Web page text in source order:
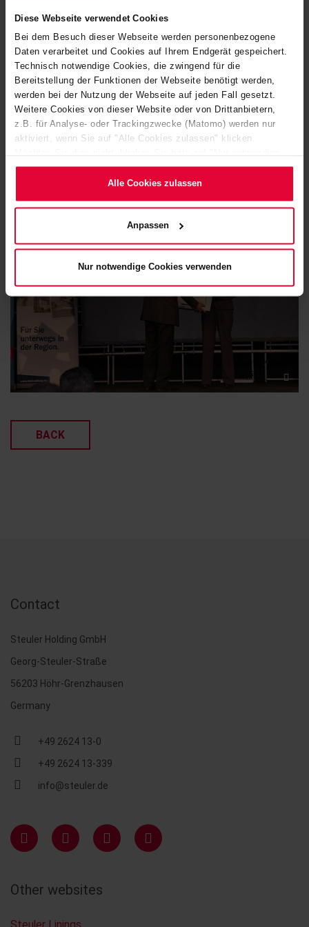
Diese Webseite verwendet Cookies
Bei dem Besuch dieser Webseite werden personenbezogene
Daten verarbeitet und Cookies auf Ihrem Endgerät gespeichert.
Technisch notwendige Cookies, die zwingend für die
Bereitstellung der Funktionen der Webseite benötigt werden,
werden bei der Nutzung der Webseite auf jeden Fall gesetzt.
Weitere Cookies von dieser Website oder von Drittanbietern,
z.B. für Analyse- oder Trackingzwecke (Matomo) werden nur
aktiviert, wenn Sie auf "Alle Cookies zulassen" klicken.
Cookies verwenden". Mehr dazu (einschließlich der Möglichkeit,
die Einwilligungserklärung zu ändern oder zu widerrufen)
Website) bzw. derDatenschutzerklärung.
Alle Cookies zulassen
Anpassen
Nur notwendige Cookies verwenden
working hour models, workplace childcare, job sharing and
flexible re-entry models following time off for children and
sickness, Steuler promotes the personal development and
health of its employees. This includes providing language
courses, occupational health services, further training,
corporate cooking classes and team events.
Also recognised for their family friendliness were Körting
third place the Forestry Training Centre in Hachenburg.
BACK
Contact
Steuler Holding GmbH
Georg-Steuler-Straße
56203 Höhr-Grenzhausen
Germany
+49 2624 13-0
+49 2624 13-339
info@steuler.de
Other websites